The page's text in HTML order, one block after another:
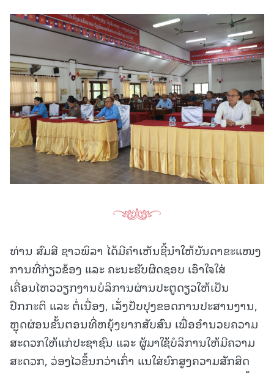
ທ່ານ ສົມສີ ຊາວພິລາ ໄດ້ມີຄໍາເຫັນຊີ້ນໍາໃຫ້ບັນດາຂະແໜງ
ການທີ່ກ່ຽວຂ້ອງ ແລະ ຄະນະຮັບຜິດຊອບ ເອົາໃຈໃສ່
ເຄື່ອນໄຫວວຽກງານບໍລິການຜ່ານປະຕູດຽວໃຫ້ເປັນ
ປົກກະຕິ ແລະ ຕໍ່ເນື່ອງ, ເລັ່ງປັບປຸງຂອດການປະສານງານ,
ຫຼຸດຜ່ອນຂັ້ນຕອນທີ່ຫຍຸ້ງຍາກສັບສົນ ເພື່ອອຳນວຍຄວາມ
ສະດວກໃຫ້ແກ່ປະຊາຊົນ ແລະ ຜູ້ມາໃຊ້ບໍລິການໃຫ້ມີຄວາມ
ສະດວກ, ວ່ອງໄວຂຶ້ນກວ່າເກົ່າ ແນໃສ່ຍົກສູງຄວາມສັກສິດ